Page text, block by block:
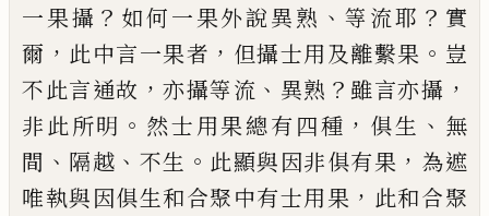
一果攝 ？ 如何一果外說異熟 、等流耶 ？ 實
爾 ， 此中言一果者 ， 但攝士用及離繫果 。 豈
不此言通故 ，亦攝等流 、 異熟 ？雖言亦攝 ，
非此所明 。 然士用果總有四種 ， 俱生 、 無
間 、 隔越 、 不生 。 此顯與因非俱有果 ， 為遮
唯執與因俱生和合聚中有士用果 ， 此和合聚